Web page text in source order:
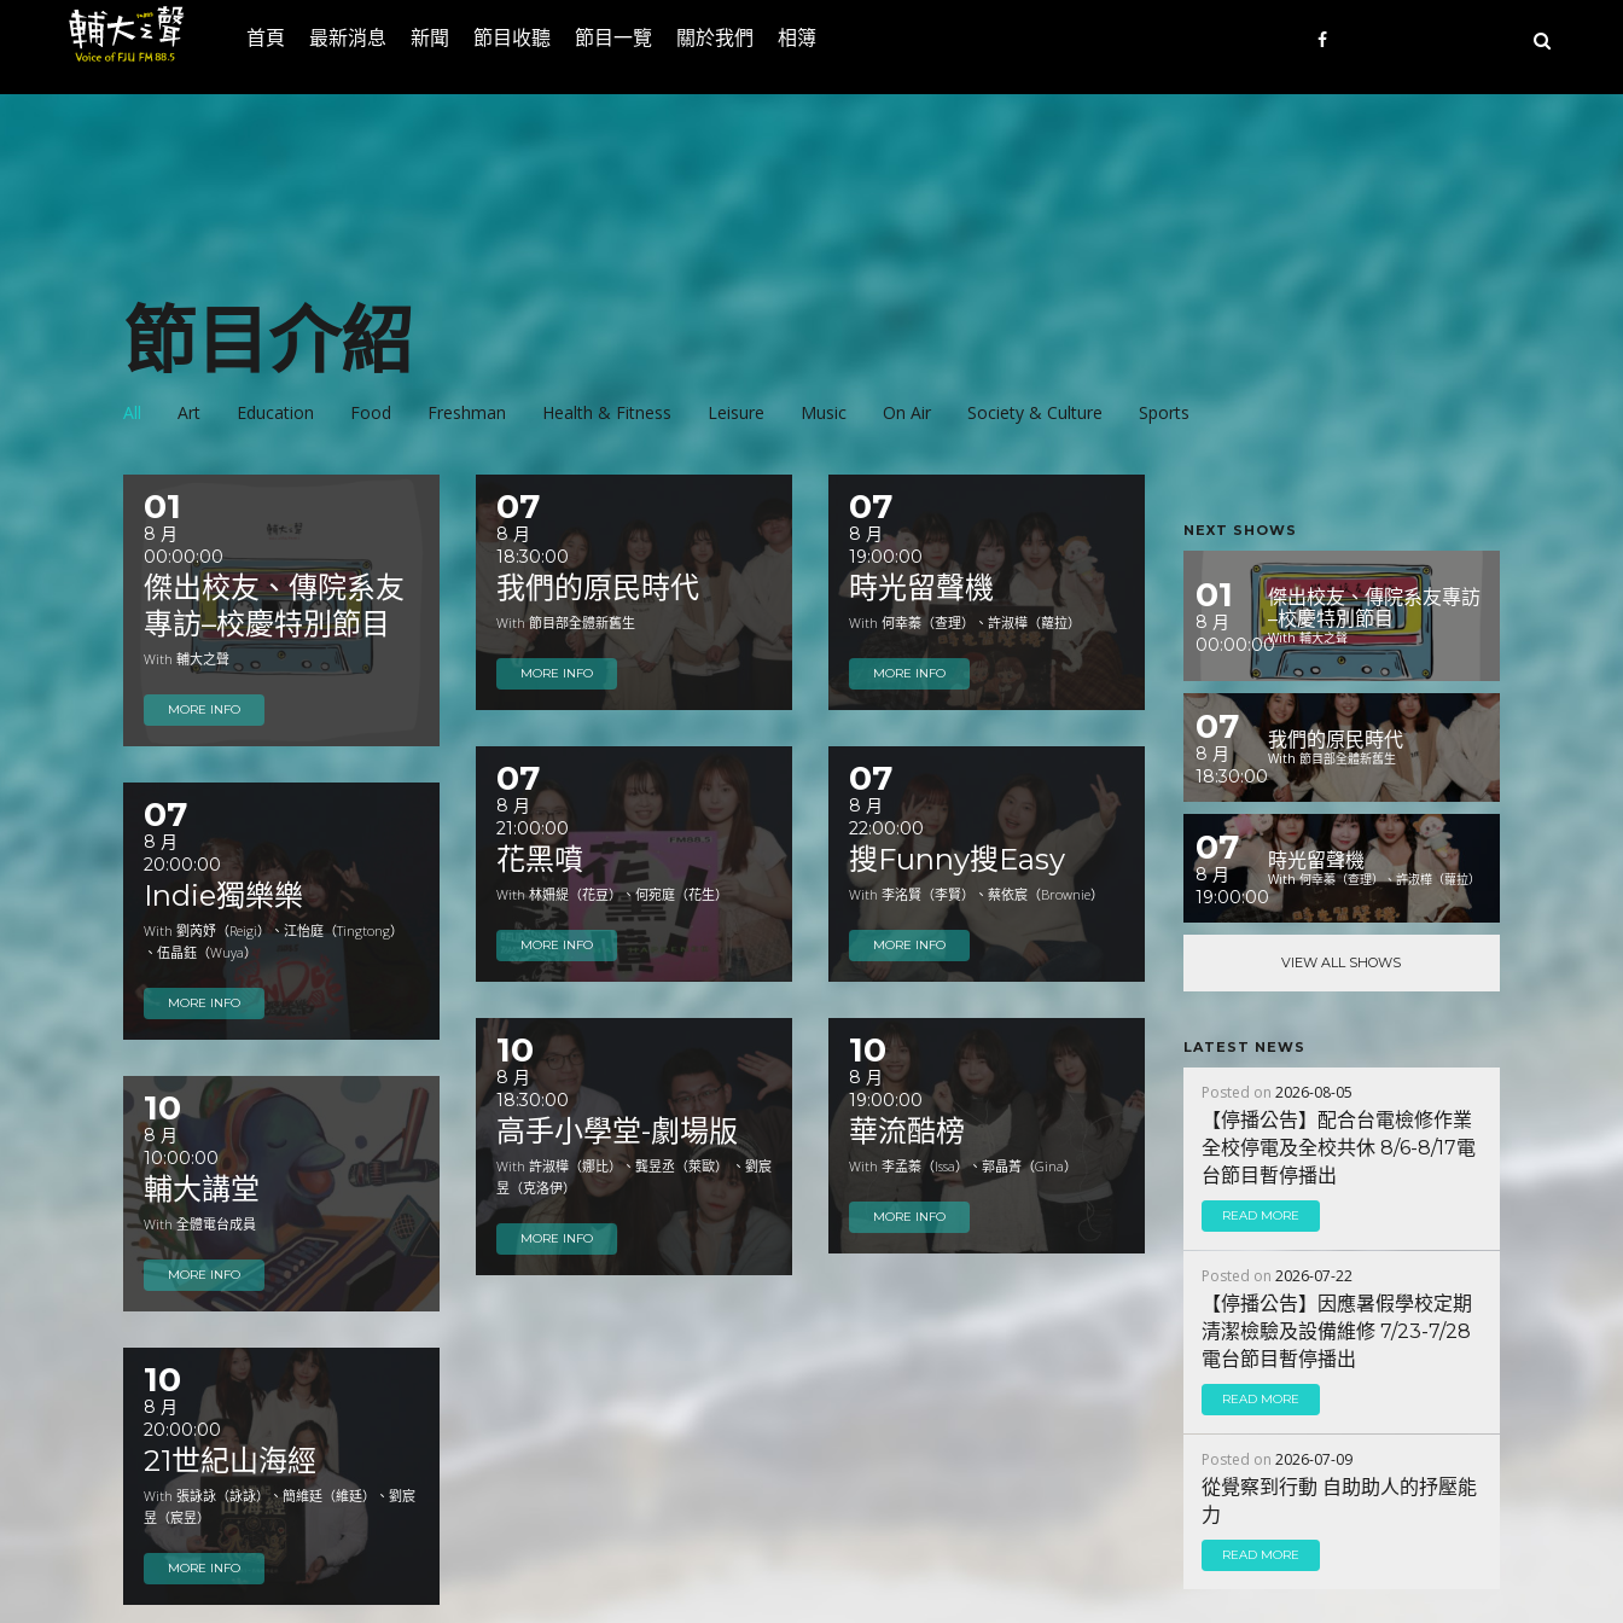
首頁 最新消息 新聞 節目收聽 節目一覽 關於我們 相簿
節目介紹
All Art Education Food Freshman Health & Fitness Leisure Music On Air Society & Culture Sports
01
8 月
00:00:00
傑出校友、傳院系友
專訪–校慶特別節目
With 輔大之聲
MORE INFO
07
8 月
18:30:00
我們的原民時代
With 節目部全體新舊生
MORE INFO
07
8 月
19:00:00
時光留聲機
With 何幸蓁（查理）、許淑樺（蘿拉）
MORE INFO
07
8 月
20:00:00
Indie獨樂樂
With 劉芮妤（Reigi）、江怡庭（Tingtong）
、伍晶鈺（Wuya）
MORE INFO
07
8 月
21:00:00
花黑噴
With 林姍緹（花豆）、何宛庭（花生）
MORE INFO
07
8 月
22:00:00
搜Funny搜Easy
With 李洺賢（李賢）、蔡依宸（Brownie）
MORE INFO
10
8 月
10:00:00
輔大講堂
With 全體電台成員
MORE INFO
10
8 月
18:30:00
高手小學堂-劇場版
With 許淑樺（娜比）、龔昱丞（萊歐） 、劉宸
昱（克洛伊）
MORE INFO
10
8 月
19:00:00
華流酷榜
With 李孟蓁（Issa）、郭晶菁（Gina）
MORE INFO
10
8 月
20:00:00
21世紀山海經
With 張詠詠（詠詠）、簡維廷（維廷）、劉宸
昱（宸昱）
MORE INFO
NEXT SHOWS
01
8 月
00:00:00
傑出校友、傳院系友專訪
–校慶特別節目
With 輔大之聲
07
8 月
18:30:00
我們的原民時代
With 節目部全體新舊生
07
8 月
19:00:00
時光留聲機
With 何幸蓁（查理）、許淑樺（蘿拉）
VIEW ALL SHOWS
LATEST NEWS
Posted on 2026-08-05
【停播公告】配合台電檢修作業
全校停電及全校共休 8/6-8/17電
台節目暫停播出
READ MORE
Posted on 2026-07-22
【停播公告】因應暑假學校定期
清潔檢驗及設備維修 7/23-7/28
電台節目暫停播出
READ MORE
Posted on 2026-07-09
從覺察到行動 自助助人的抒壓能
力
READ MORE